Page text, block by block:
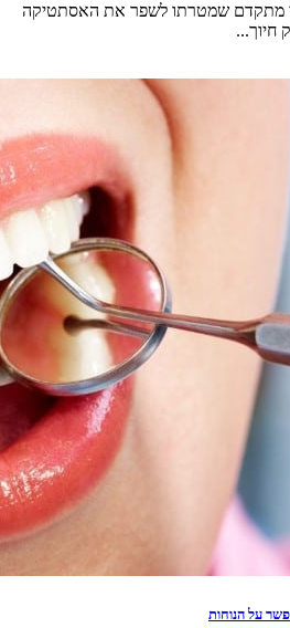
מתקדם שמטרתו לשפר את האסתטיקה
חיוך...
על הנוחות